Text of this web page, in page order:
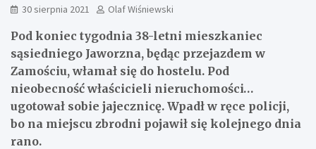
30 sierpnia 2021 Olaf Wiśniewski
Pod koniec tygodnia 38-letni mieszkaniec
sąsiedniego Jaworzna, będąc przejazdem w
Zamościu, włamał się do hostelu. Pod
nieobecność właścicieli nieruchomości…
ugotował sobie jajecznicę. Wpadł w ręce policji,
bo na miejscu zbrodni pojawił się kolejnego dnia
rano.